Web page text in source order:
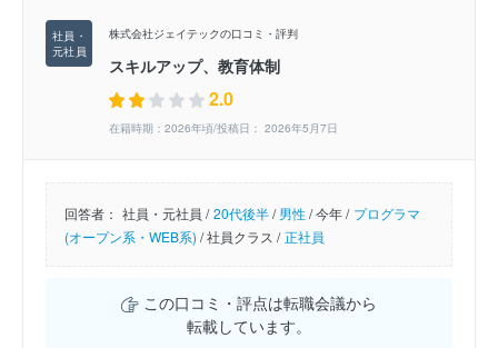
株式会社ジェイテックの口コミ・評判
スキルアップ、教育体制
2.0
在籍時期：2026年頃/投稿日： 2026年5月7日
回答者： 社員・元社員 / 20代後半/男性/今年 / プログラマ
(オープン系・WEB系) /社員クラス / 正社員
この口コミ・評点は転職会議から
転載しています。